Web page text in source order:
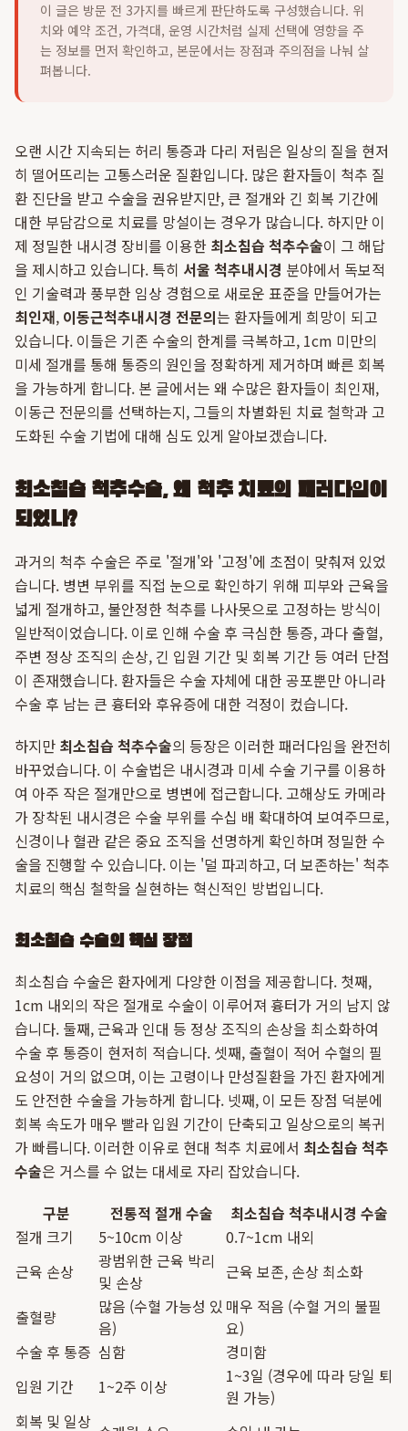
이 글은 방문 전 3가지를 빠르게 판단하도록 구성했습니다. 위
치와 예약 조건, 가격대, 운영 시간처럼 실제 선택에 영향을 주
는 정보를 먼저 확인하고, 본문에서는 장점과 주의점을 나눠 살
펴봅니다.
오랜 시간 지속되는 허리 통증과 다리 저림은 일상의 질을 현저
히 떨어뜨리는 고통스러운 질환입니다. 많은 환자들이 척추 질
환 진단을 받고 수술을 권유받지만, 큰 절개와 긴 회복 기간에
대한 부담감으로 치료를 망설이는 경우가 많습니다. 하지만 이
제 정밀한 내시경 장비를 이용한 최소침습 척추수술이 그 해답
을 제시하고 있습니다. 특히 서울 척추내시경 분야에서 독보적
인 기술력과 풍부한 임상 경험으로 새로운 표준을 만들어가는
최인재, 이동근척추내시경 전문의는 환자들에게 희망이 되고
있습니다. 이들은 기존 수술의 한계를 극복하고, 1cm 미만의
미세 절개를 통해 통증의 원인을 정확하게 제거하며 빠른 회복
을 가능하게 합니다. 본 글에서는 왜 수많은 환자들이 최인재,
이동근 전문의를 선택하는지, 그들의 차별화된 치료 철학과 고
도화된 수술 기법에 대해 심도 있게 알아보겠습니다.
최소침습 척추수술, 왜 척추 치료의 패러다임이
되었나?
과거의 척추 수술은 주로 '절개'와 '고정'에 초점이 맞춰져 있었
습니다. 병변 부위를 직접 눈으로 확인하기 위해 피부와 근육을
넓게 절개하고, 불안정한 척추를 나사못으로 고정하는 방식이
일반적이었습니다. 이로 인해 수술 후 극심한 통증, 과다 출혈,
주변 정상 조직의 손상, 긴 입원 기간 및 회복 기간 등 여러 단점
이 존재했습니다. 환자들은 수술 자체에 대한 공포뿐만 아니라
수술 후 남는 큰 흉터와 후유증에 대한 걱정이 컸습니다.
하지만 최소침습 척추수술의 등장은 이러한 패러다임을 완전히
바꾸었습니다. 이 수술법은 내시경과 미세 수술 기구를 이용하
여 아주 작은 절개만으로 병변에 접근합니다. 고해상도 카메라
가 장착된 내시경은 수술 부위를 수십 배 확대하여 보여주므로,
신경이나 혈관 같은 중요 조직을 선명하게 확인하며 정밀한 수
술을 진행할 수 있습니다. 이는 '덜 파괴하고, 더 보존하는' 척추
치료의 핵심 철학을 실현하는 혁신적인 방법입니다.
최소침습 수술의 핵심 장점
최소침습 수술은 환자에게 다양한 이점을 제공합니다. 첫째,
1cm 내외의 작은 절개로 수술이 이루어져 흉터가 거의 남지 않
습니다. 둘째, 근육과 인대 등 정상 조직의 손상을 최소화하여
수술 후 통증이 현저히 적습니다. 셋째, 출혈이 적어 수혈의 필
요성이 거의 없으며, 이는 고령이나 만성질환을 가진 환자에게
도 안전한 수술을 가능하게 합니다. 넷째, 이 모든 장점 덕분에
회복 속도가 매우 빨라 입원 기간이 단축되고 일상으로의 복귀
가 빠릅니다. 이러한 이유로 현대 척추 치료에서 최소침습 척추
수술은 거스를 수 없는 대세로 자리 잡았습니다.
구분
전통적 절개 수술
최소침습 척추내시경 수술
절개 크기
5~10cm 이상
0.7~1cm 내외
근육 손상
광범위한 근육 박리
및 손상
근육 보존, 손상 최소화
출혈량
많음 (수혈 가능성 있
음)
매우 적음 (수혈 거의 불필
요)
수술 후 통증 심함
경미함
입원 기간
1~2주 이상
1~3일 (경우에 따라 당일 퇴
원 가능)
회복 및 일상